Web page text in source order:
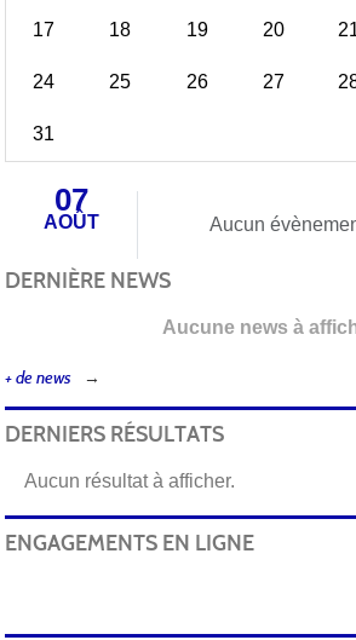
17 18 19 20
24 25 26 27
31
07
AOÛT Aucun
DERNIÈRE NEWS
Aucune news à
+ de news
DERNIERS RÉSULTATS
Aucun résultat à afficher.
ENGAGEMENTS EN LIGNE